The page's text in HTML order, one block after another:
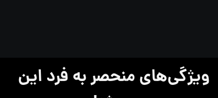
ویژگی‌های منحصر به فرد این